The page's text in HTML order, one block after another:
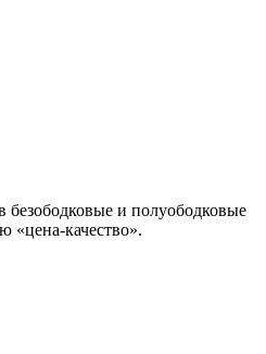
безободковые и полуободковые
качество».